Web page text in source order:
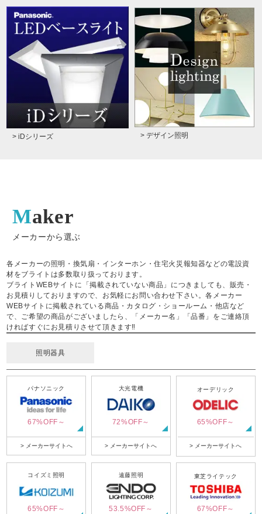
> iDシリーズ > デザイン照明
Maker
メーカーから選ぶ
各メーカーの照明・換気扇・インターホン・住宅火災報知器などの電設資
材をブライトは多数取り扱っております。
ブライトWEBサイトに「掲載されていない商品」につきましても、販売・
お見積りしておりますので、お気軽にお問い合わせ下さい。各メーカー
WEBサイトに掲載されている商品・カタログ・ショールーム・他店など
で、ご希望の商品がございましたら、「メーカー名」「品番」をご連絡頂
ければすぐにお見積りさせて頂きます‼
照明器具
パナソニック
67%OFF～
> メーカーサイトへ
大光電機
72%OFF～
> メーカーサイトへ
オーデリック
65%OFF～
> メーカーサイトへ
コイズミ照明
65%OFF～
遠藤照明
53.5%OFF～
東芝ライテック
67%OFF～